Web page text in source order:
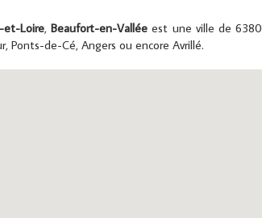
et-Loire, Beaufort-en-Valléeest une ville de 6380
Ponts-de-Cé, Angers ou encore Avrillé.